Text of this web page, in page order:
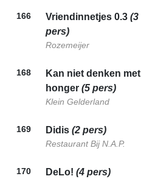
166 Vriendinnetjes 0.3 (3
pers)
Rozemeijer
168
Kan niet denken met
honger (5 pers)
Klein Gelderland
169 Didis (2 pers)
Restaurant Bij N.A.P.
170 DeLo! (4 pers)